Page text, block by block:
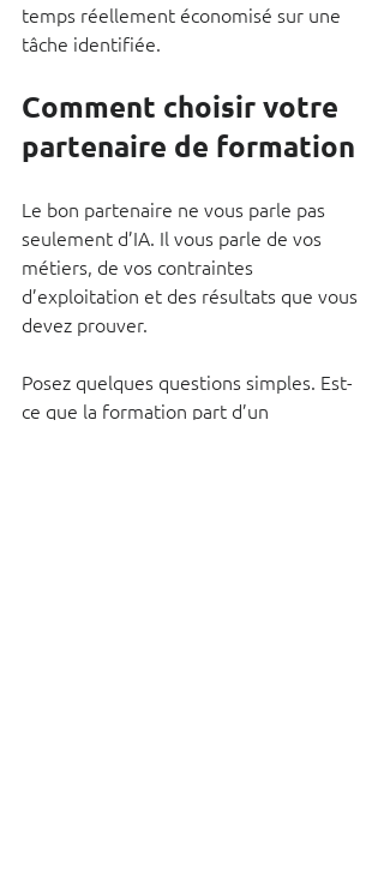
temps réellement économisé sur une
tâche identifiée.
Comment choisir votre
partenaire de formation
Le bon partenaire ne vous parle pas
seulement d’IA. Il vous parle de vos
métiers, de vos contraintes
d’exploitation et des résultats que vous
devez prouver.
Posez quelques questions simples. Est-
ce que la formation part d’un